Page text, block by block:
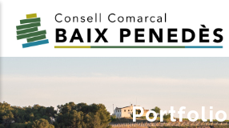
main
Portfolio